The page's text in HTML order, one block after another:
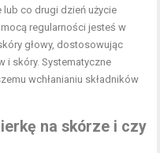
co drugi dzień użycie
regularności jesteś w
głowy, dostosowując
i skóry. Systematyczne
wchłanianiu składników
na skórze i czy